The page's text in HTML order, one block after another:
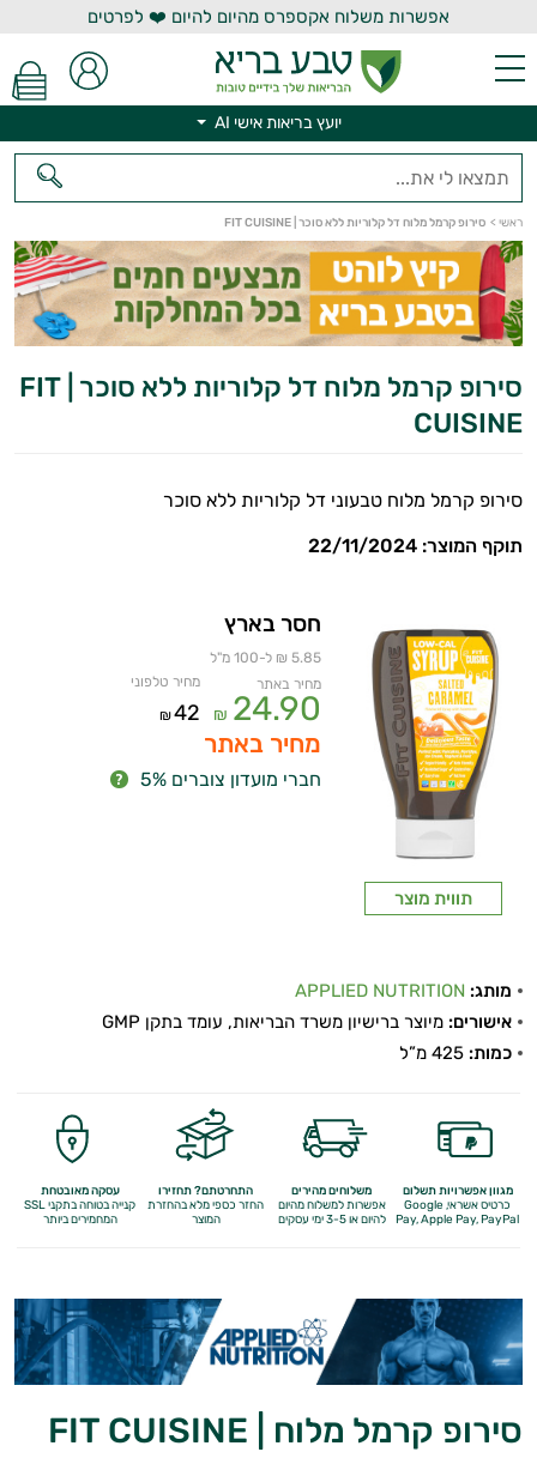
אפשרות משלוח אקספרס מהיום להיום ❤️ לפרטים
יועץ בריאות אישי AI
ראשי > סירופ קרמל מלוח דל קלוריות ללא סוכר | FIT CUISINE
סירופ קרמל מלוח דל קלוריות ללא סוכר | FIT
CUISINE
סירופ קרמל מלוח טבעוני דל קלוריות ללא סוכר
תוקף המוצר: 22/11/2024
תווית מוצר
חסר בארץ
5.85 ₪ ל-100 מ"ל
מחיר באתר
24.90
₪
מחיר טלפוני
42
₪
מחיר באתר
חברי מועדון צוברים 5%
מותג: APPLIED NUTRITION
אישורים: מיוצר ברישיון משרד הבריאות, עומד בתקן GMP
כמות:
מגוון אפשרויות תשלום
כרטיס אשראי, Google
Pay,Apple Pay, PayPal
משלוחים מהירים
אפשרות למשלוח מהיום
להיום או 3-5 ימי עסקים
התחרטתם? תחזירו
החזר כספי מלאבהחזרת
המוצר
עסקה מאובטחת
קנייה בטוחה בתקני SSL
המחמירים ביותר
סירופ קרמל מלוח | FIT CUISINE
יועץ בריאות אישי AI